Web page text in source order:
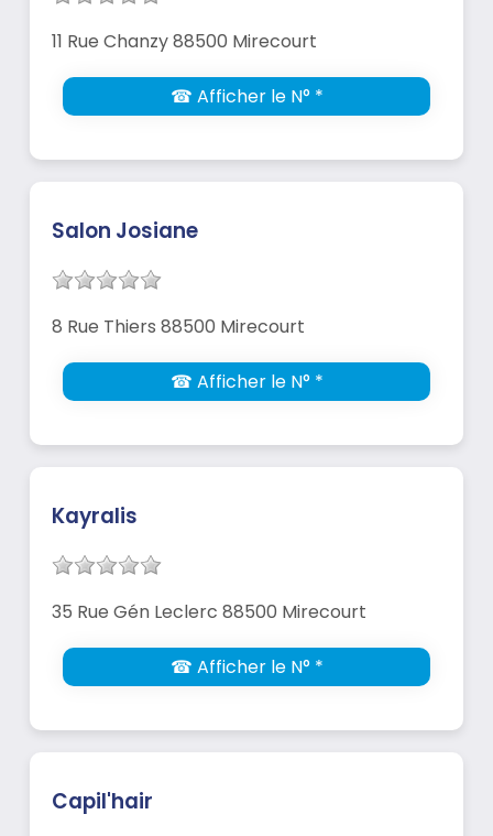
11 Rue Chanzy 88500 Mirecourt
☎ Afficher le N° *
Salon Josiane
8 Rue Thiers 88500 Mirecourt
☎ Afficher le N° *
Kayralis
35 Rue Gén Leclerc 88500 Mirecourt
☎ Afficher le N° *
Capil'hair